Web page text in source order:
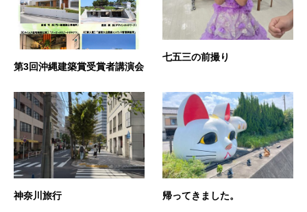
第3回沖縄建築賞受賞者講演会
七五三の前撮り
神奈川旅行 帰ってきました。